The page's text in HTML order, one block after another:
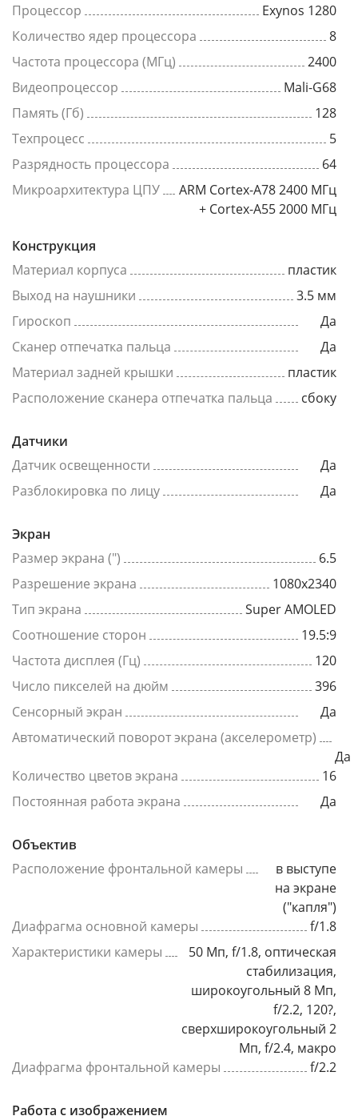
Процессор
Exynos 1280
Количество ядер процессора
8
Частота процессора (МГц)
2400
Видеопроцессор
Mali-G68
Память (Гб)
128
Техпроцесс
5
Разрядность процессора
64
Микроархитектура ЦПУ
ARM Cortex-A78 2400 МГц
+ Cortex-A55 2000 МГц
Конструкция
Материал корпуса
пластик
Выход на наушники
3.5 мм
Гироскоп
Да
Сканер отпечатка пальца
Да
Материал задней крышки
пластик
Расположение сканера отпечатка пальца
сбоку
Датчики
Датчик освещенности
Да
Разблокировка по лицу
Да
Экран
Размер экрана (")
6.5
Разрешение экрана
1080x2340
Тип экрана
Super AMOLED
Соотношение сторон
19.5:9
Частота дисплея (Гц)
120
Число пикселей на дюйм
396
Сенсорный экран
Да
Автоматический поворот экрана (акселерометр)
Да
Количество цветов экрана
16
Постоянная работа экрана
Да
Объектив
Расположение фронтальной камеры
в выступе
на экране
("капля")
Диафрагма основной камеры
f/1.8
Характеристики камеры
50 Мп, f/1.8, оптическая
стабилизация,
широкоугольный 8 Мп,
f/2.2, 120?,
сверхширокоугольный 2
Мп, f/2.4, макро
Диафрагма фронтальной камеры
f/2.2
Работа с изображением